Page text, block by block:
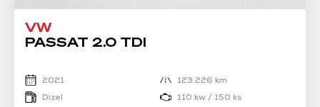
VW
PASSAT 2.0 TDI
2021
123.226 km
Dizel
110 kw / 150 ks